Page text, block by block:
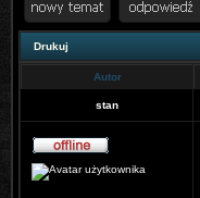
Drukuj
Autor
stan